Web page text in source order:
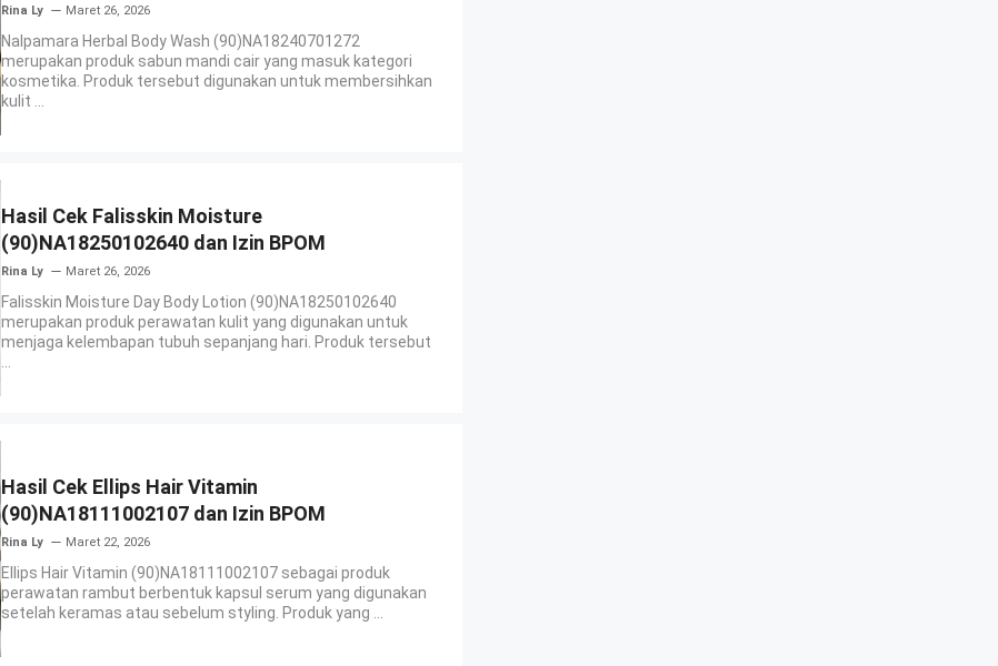
Rina Ly Maret 26, 2026
Nalpamara Herbal Body Wash (90)NA18240701272
merupakan produk sabun mandi cair yang masuk kategori
kosmetika. Produk tersebut digunakan untuk membersihkan
kulit ...
Hasil Cek Falisskin Moisture
(90)NA18250102640 dan Izin BPOM
Rina Ly Maret 26, 2026
Falisskin Moisture Day Body Lotion (90)NA18250102640
merupakan produk perawatan kulit yang digunakan untuk
menjaga kelembapan tubuh sepanjang hari. Produk tersebut
Hasil Cek Ellips Hair Vitamin
(90)NA18111002107 dan Izin BPOM
Rina Ly Maret 22, 2026
Ellips Hair Vitamin (90)NA18111002107 sebagai produk
perawatan rambut berbentuk kapsul serum yang digunakan
setelah keramas atau sebelum styling. Produk yang ...